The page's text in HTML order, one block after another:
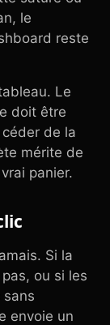
le
reste
Le
doit être
de la
mérite de
panier.
Si la
ou si les
envoie un